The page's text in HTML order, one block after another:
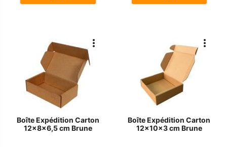
Boîte Expédition Carton
12x8x6,5 cm Brune
Boîte Expédition Carton
12x10x3 cm Brune